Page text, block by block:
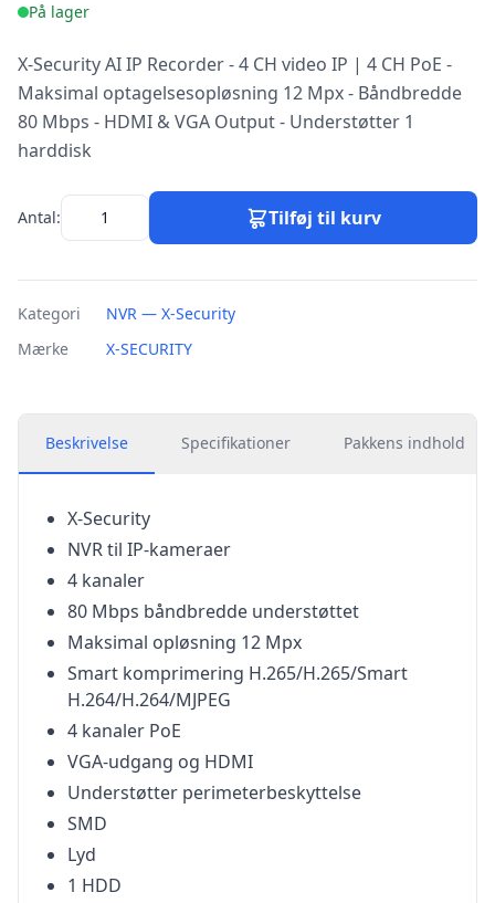
På lager
X-Security AI IP Recorder - 4 CH video IP | 4 CH PoE -
Maksimal optagelsesopløsning 12 Mpx - Båndbredde
80 Mbps - HDMI & VGA Output - Understøtter 1
harddisk
Antal: Tilføj til kurv
Kategori
NVR — X-Security
Mærke
X-SECURITY
Beskrivelse Specifikationer Pakkens indhold
X-Security
NVR til IP-kameraer
4 kanaler
80 Mbps båndbredde understøttet
Maksimal opløsning 12 Mpx
Smart komprimering H.265/H.265/Smart
H.264/H.264/MJPEG
4 kanaler PoE
VGA-udgang og HDMI
Understøtter perimeterbeskyttelse
SMD
Lyd
1 HDD